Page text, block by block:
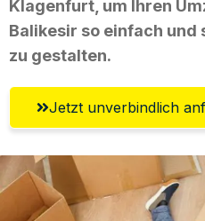
Klagenfurt, um Ihren
Balikesir so einfach
zu gestalten.
Jetzt unverbindlich